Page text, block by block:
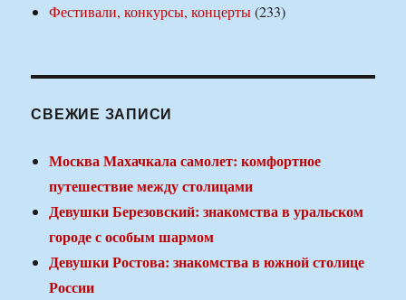
Фестивали, конкурсы, концерты(233)
СВЕЖИЕ ЗАПИСИ
Москва Махачкала самолет: комфортное
путешествие между столицами
Девушки Березовский: знакомства в уральском
городе с особым шармом
Девушки Ростова: знакомства в южной столице
России